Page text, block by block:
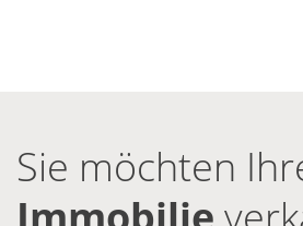
Sie möchten